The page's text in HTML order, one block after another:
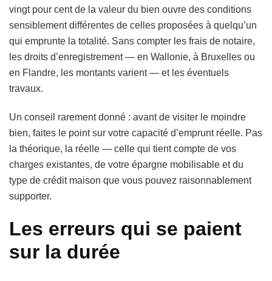
vingt pour cent de la valeur du bien ouvre des conditions
sensiblement différentes de celles proposées à quelqu’un
qui emprunte la totalité. Sans compter les frais de notaire,
les droits d’enregistrement — en Wallonie, à Bruxelles ou
en Flandre, les montants varient — et les éventuels
travaux.
Un conseil rarement donné : avant de visiter le moindre
bien, faites le point sur votre capacité d’emprunt réelle. Pas
la théorique, la réelle — celle qui tient compte de vos
charges existantes, de votre épargne mobilisable et du
type de crédit maison que vous pouvez raisonnablement
supporter.
Les erreurs qui se paient
sur la durée